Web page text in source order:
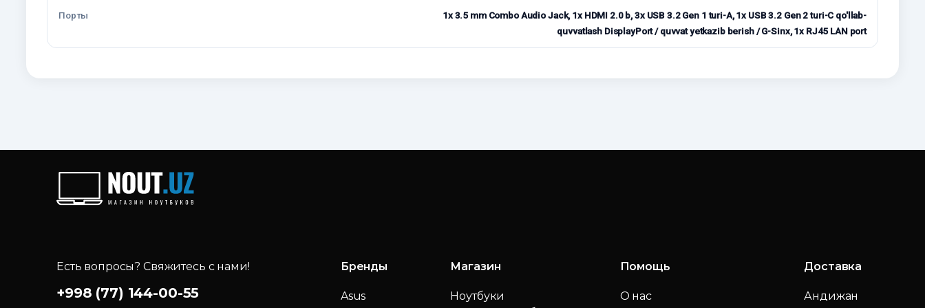
Порты
1x 3.5 mm Combo Audio Jack, 1x HDMI 2.0 b, 3x USB 3.2 Gen 1 turi-A, 1x USB 3.2 Gen 2 turi-C qo'llab-
quvvatlash DisplayPort / quvvat yetkazib berish / G-Sinx, 1x RJ45 LAN port
Есть вопросы? Свяжитесь с нами!
+998 (77) 144-00-55
Бренды
Asus
Магазин
Ноутбуки
Помощь
О нас
Доставка
Андижан